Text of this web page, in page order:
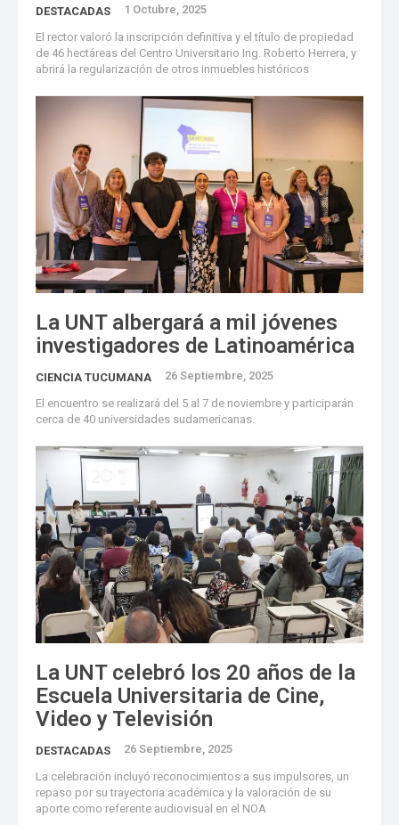
DESTACADAS 1 Octubre, 2025
El rector valoró la inscripción definitiva y el título de propiedad
de 46 hectáreas del Centro Universitario Ing. Roberto Herrera, y
abrirá la regularización de otros inmuebles históricos
La UNT albergará a mil jóvenes
investigadores de Latinoamérica
CIENCIA TUCUMANA 26 Septiembre, 2025
El encuentro se realizará del 5 al 7 de noviembre y participarán
cerca de 40 universidades sudamericanas.
La UNT celebró los 20 años de la
Escuela Universitaria de Cine,
Video y Televisión
DESTACADAS 26 Septiembre, 2025
La celebración incluyó reconocimientos a sus impulsores, un
repaso por su trayectoria académica y la valoración de su
aporte como referente audiovisual en el NOA